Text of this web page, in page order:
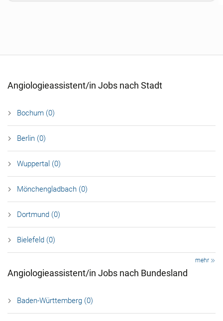
Angiologieassistent/in Jobs nach Stadt
Bochum (0)
Berlin (0)
Wuppertal (0)
Mönchengladbach (0)
Dortmund (0)
Bielefeld (0)
mehr
Angiologieassistent/in Jobs nach Bundesland
Baden-Württemberg (0)